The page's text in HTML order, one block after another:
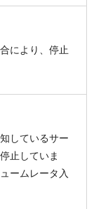
により、停止
しているサー
止していま
ームレータ入